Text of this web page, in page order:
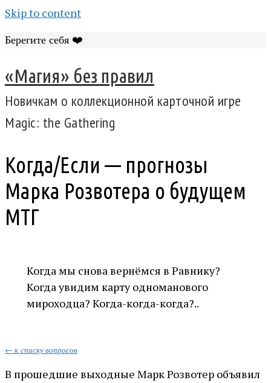
Skip to content
Берегите себя ❤️
«Магия» без правил
Новичкам о коллекционной карточной игре
Magic: the Gathering
Когда/Если — прогнозы
Марка Розвотера о будущем
МТГ
Когда мы снова вернёмся в Равнику?
Когда увидим карту одноманового
мироходца? Когда-когда-когда?..
← к списку вопросов
В прошедшие выходные Марк Розвотер объявил